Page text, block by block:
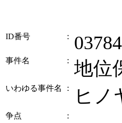
ID番号 ： 03784
事件名 ： 地位
いわゆる事件名 ： ヒノ
争点
：